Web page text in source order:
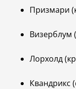
Призмари
Визерблум
Лорхолд
Квандрикс